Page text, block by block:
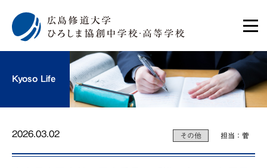
Kyoso Life
2026.03.02 その他 担当：菅